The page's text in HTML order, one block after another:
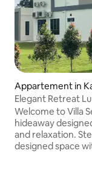
Appartement in
pas
Elegant Retreat
en comfort
Welcome to Villa
hideaway
and relaxation. Step into a thoughtfully
designed space